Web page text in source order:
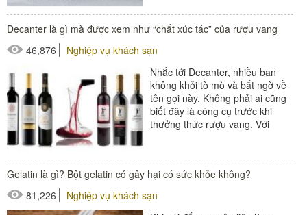
Decanter là gì mà được xem như “chất xúc tác” của rượu vang
46,876
Nghiệp vụ khách sạn
Nhắc tới Decanter, nhiều ban
không khỏi tò mò và bất ngờ về
tên gọi này. Không phải ai cũng
biết đây là công cụ trước khi
thưởng thức rượu vang. Với
Gelatin là gì? Bột gelatin có gây hại có sức khỏe không?
81,226
Nghiệp vụ khách sạn